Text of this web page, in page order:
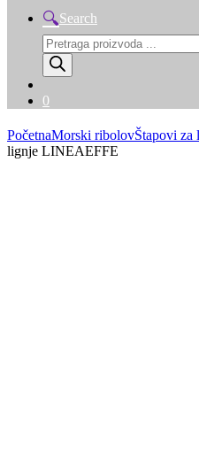
Search
Products
search
0
PočetnaMorski ribolovŠtapovi za
lignje LINEAEFFE